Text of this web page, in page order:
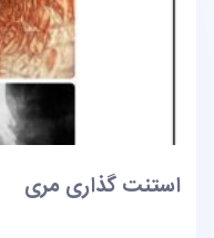
استنت گذاری مری